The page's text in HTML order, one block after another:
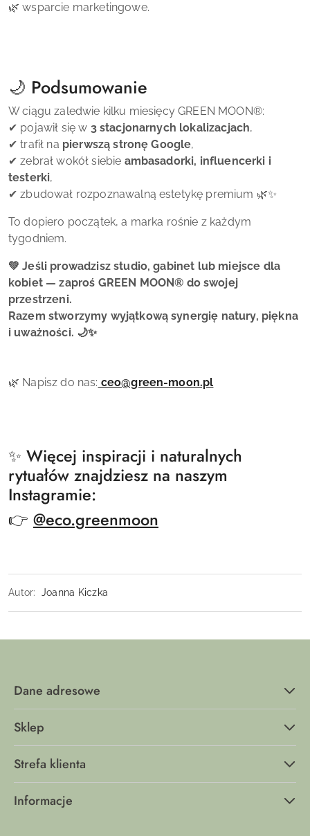
🌿 wsparcie marketingowe.
🌙 Podsumowanie
W ciągu zaledwie kilku miesięcyGREEN MOON®:
✔ pojawił się w 3 stacjonarnych lokalizacjach,
✔ trafił na pierwszą stronę Google,
✔ zebrał wokół siebie ambasadorki, influencerki i
testerki,
✔ zbudował rozpoznawalną estetykę premium 🌿✨
To dopiero początek, a marka rośnie z każdym
tygodniem.
💚 Jeśli prowadzisz studio, gabinet lub miejsce dla
kobiet — zaproś GREEN MOON® do swojej
przestrzeni.
Razem stworzymy wyjątkową synergię natury, piękna
i uważności. 🌙✨
🌿 Napisz do nas: ceo@green-moon.pl
✨ Więcej inspiracji i naturalnych
rytuałów znajdziesz na naszym
Instagramie:
👉 @eco.greenmoon
Autor: Joanna Kiczka
Dane adresowe
Sklep
Strefa klienta
Informacje